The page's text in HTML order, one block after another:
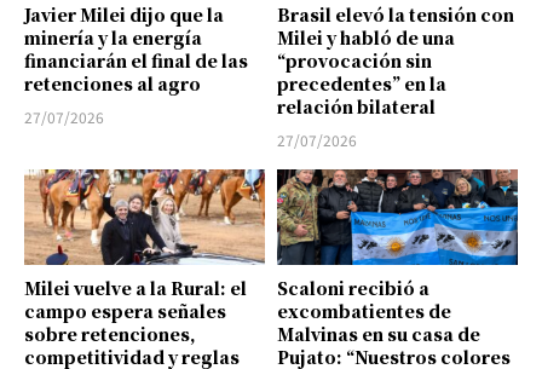
Javier Milei dijo que la
minería y la energía
financiarán el final de las
retenciones al agro
27/07/2026
Brasil elevó la tensión con
Milei y habló de una
“provocación sin
precedentes” en la
relación bilateral
27/07/2026
Milei vuelve a la Rural: el
campo espera señales
sobre retenciones,
competitividad y reglas
Scaloni recibió a
excombatientes de
Malvinas en su casa de
Pujato: “Nuestros colores